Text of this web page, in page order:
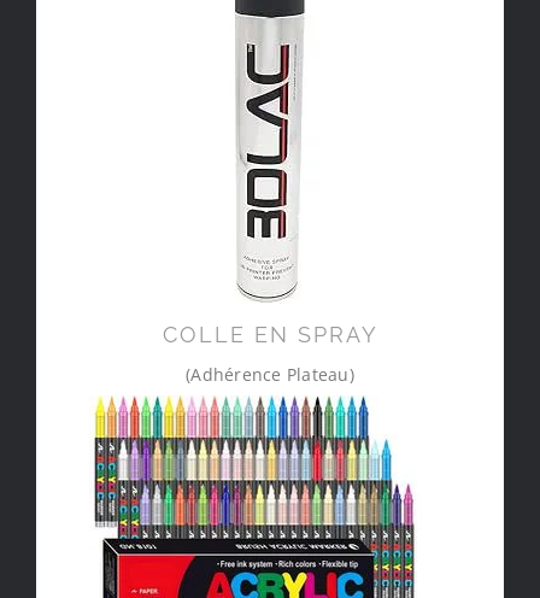
COLLE EN SPRAY
(Adhérence Plateau)